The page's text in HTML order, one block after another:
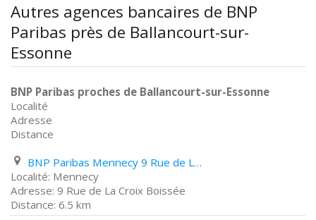
Autres agences bancaires de BNP
Paribas près de Ballancourt-sur-
Essonne
BNP Paribas proches de Ballancourt-sur-Essonne
Localité
Adresse
Distance
BNP Paribas Mennecy 9 Rue de La Croix Boissée
Mennecy
9 Rue de La Croix Boissée
6.5 km